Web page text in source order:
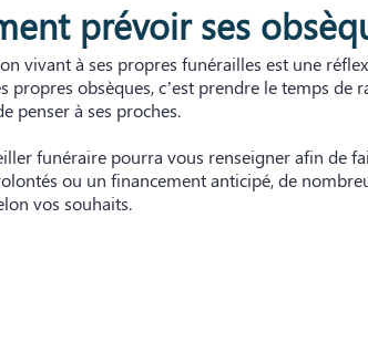
prévoir ses
vivant à ses propres funérailles est une
propres obsèques, c’est prendre le temps de
penser à ses proches.
funéraire pourra vous renseigner afin de
ou un financement anticipé, de
vos souhaits.